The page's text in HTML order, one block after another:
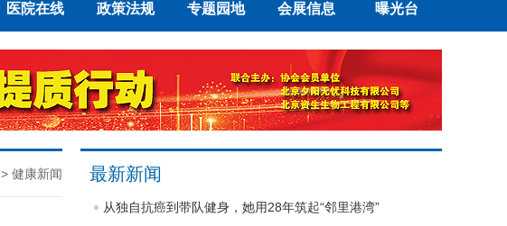
医院在线 政策法规 专题园地 会展信息 曝光台
> 健康新闻 最新新闻
从独自抗癌到带队健身，她用28年筑起“邻里港湾”